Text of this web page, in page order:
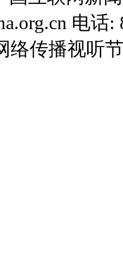
电话
络传播视听